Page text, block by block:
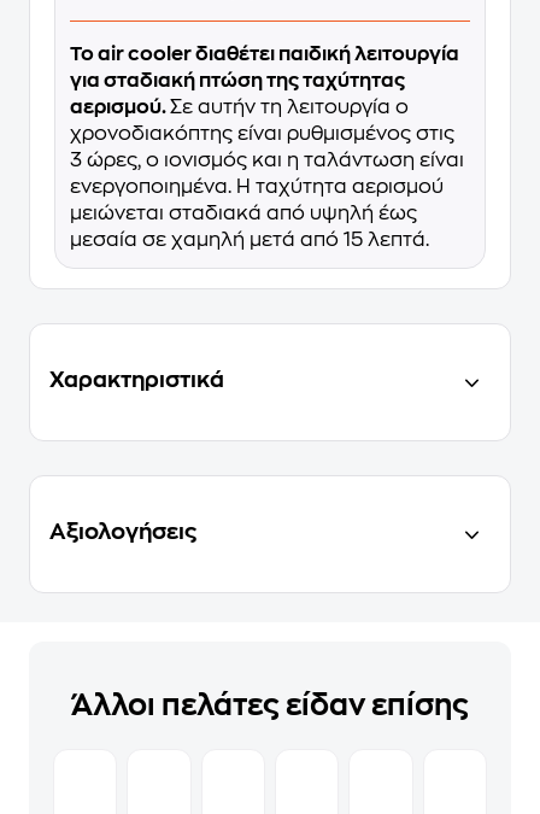
Το air cooler διαθέτει παιδική λειτουργία
για σταδιακή πτώση της ταχύτητας
αερισμού. Σε αυτήν τη λειτουργία ο
χρονοδιακόπτης είναι ρυθμισμένος στις
3 ώρες, ο ιονισμός και η ταλάντωση είναι
ενεργοποιημένα. Η ταχύτητα αερισμού
μειώνεται σταδιακά από υψηλή έως
μεσαία σε χαμηλή μετά από 15 λεπτά.
Χαρακτηριστικά
Αξιολογήσεις
Άλλοι πελάτες είδαν επίσης